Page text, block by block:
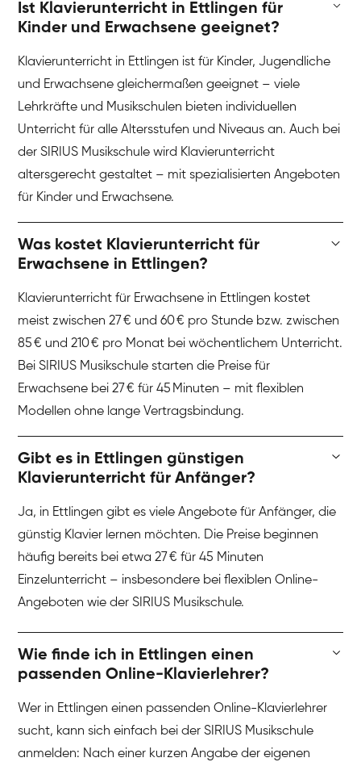
Ist Klavierunterricht in Ettlingen für
Kinder und Erwachsene geeignet?
Klavierunterricht in Ettlingen ist für Kinder, Jugendliche
und Erwachsene gleichermaßen geeignet – viele
Lehrkräfte und Musikschulen bieten individuellen
Unterricht für alle Altersstufen und Niveaus an. Auch bei
der SIRIUS Musikschule wird Klavierunterricht
altersgerecht gestaltet – mit spezialisierten Angeboten
für Kinder und Erwachsene.
Was kostet Klavierunterricht für
Erwachsene in Ettlingen?
Klavierunterricht für Erwachsene in Ettlingen kostet
meist zwischen 27 € und 60 € pro Stunde bzw. zwischen
85 € und 210 € pro Monat bei wöchentlichem Unterricht.
Bei SIRIUS Musikschule starten die Preise für
Erwachsene bei 27 € für 45 Minuten – mit flexiblen
Modellen ohne lange Vertragsbindung.
Gibt es in Ettlingen günstigen
Klavierunterricht für Anfänger?
Ja, in Ettlingen gibt es viele Angebote für Anfänger, die
günstig Klavier lernen möchten. Die Preise beginnen
häufig bereits bei etwa 27 € für 45 Minuten
Einzelunterricht – insbesondere bei flexiblen Online-
Angeboten wie der SIRIUS Musikschule.
Wie finde ich in Ettlingen einen
passenden Online-Klavierlehrer?
Wer in Ettlingen einen passenden Online-Klavierlehrer
sucht, kann sich einfach bei der SIRIUS Musikschule
anmelden: Nach einer kurzen Angabe der eigenen